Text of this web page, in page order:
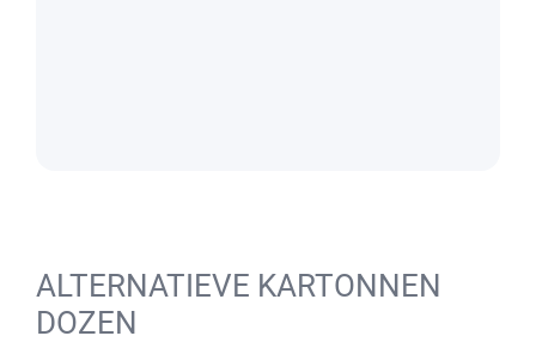
ALTERNATIEVE KARTONNEN
DOZEN